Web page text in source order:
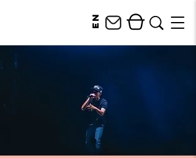
en